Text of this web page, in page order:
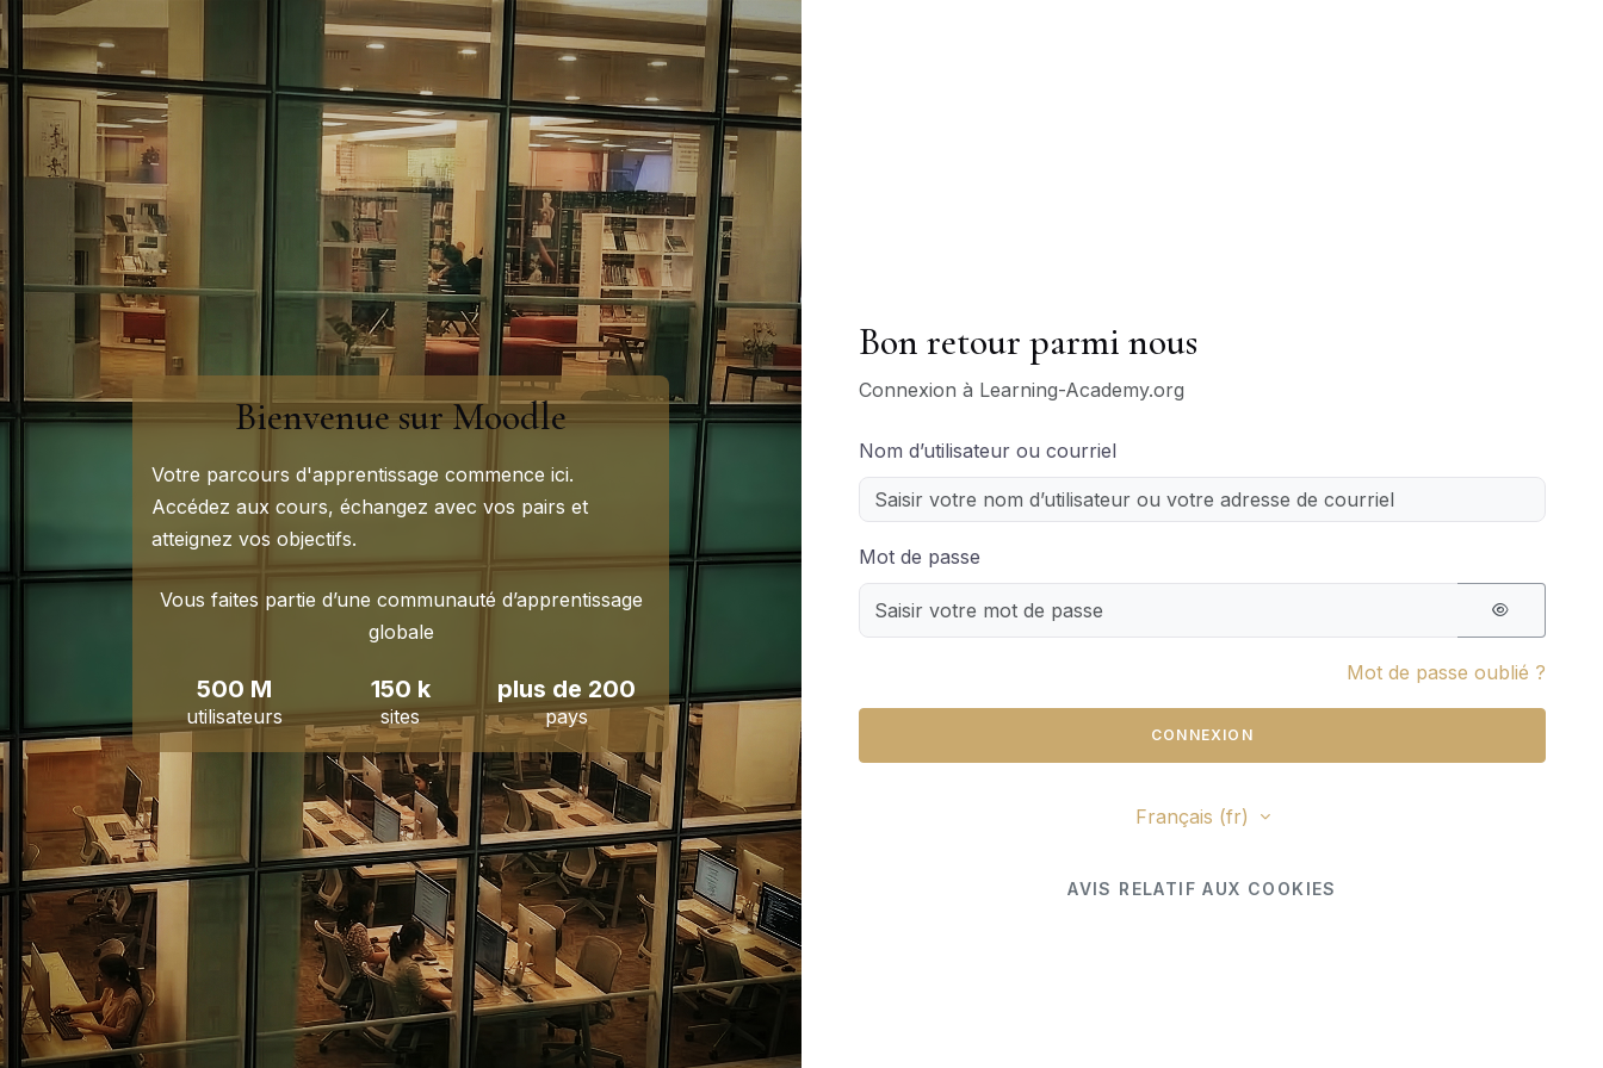
Passer au contenu principal
Bienvenue sur Moodle
Votre parcours d'apprentissage commence ici.
Accédez aux cours, échangez avec vos pairs et
atteignez vos objectifs.
Vous faites partie d’une communauté d’apprentissage
globale
500 M
utilisateurs
150 k
sites
plus de 200
pays
Bon retour parmi nous
Connexion à Learning-Academy.org
Nom d’utilisateur ou courriel
Mot de passe
Mot de passe oublié ?
CONNEXION
Français ‎(fr)‎
AVIS RELATIF AUX COOKIES